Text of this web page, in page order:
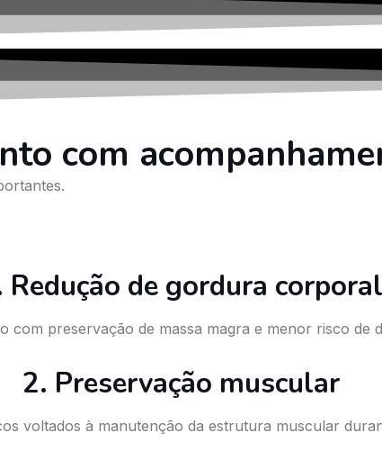
com
Redução de gordura
com preservação de massa magra e menor risco de
2. Preservação muscular
voltados à manutenção da estrutura muscular